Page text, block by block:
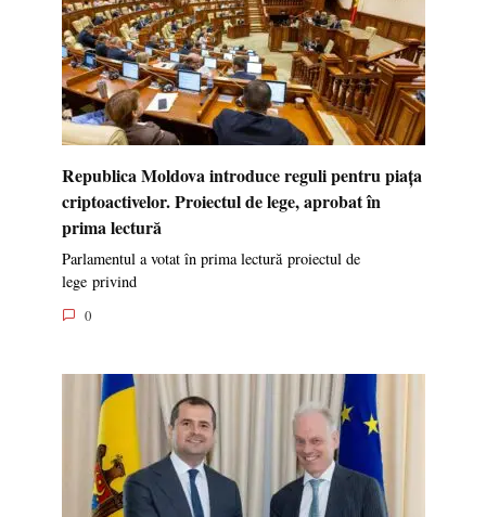
Republica Moldova introduce reguli pentru piața
criptoactivelor. Proiectul de lege, aprobat în
prima lectură
Parlamentul a votat în prima lectură proiectul de
lege privind
0